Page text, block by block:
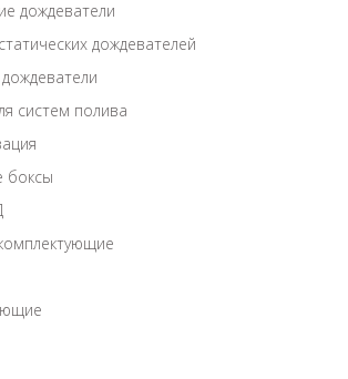
дождеватели
дождевателей
систем полива
боксы